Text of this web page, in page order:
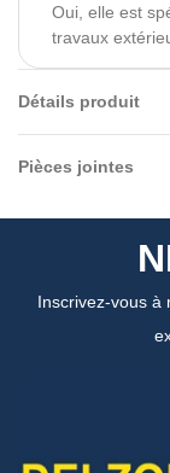
Oui, elle est
travaux
Détails produit
Pièces jointes
Inscrivez-vous à